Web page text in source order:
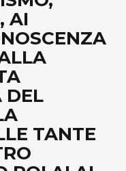
AI
DEL
TANTE